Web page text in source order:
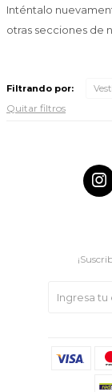
Inténtalo
otras secciones de
Filtrando por:
Quitar filtros
